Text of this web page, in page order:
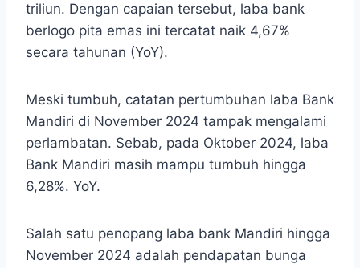
triliun. Dengan capaian tersebut, laba bank
berlogo pita emas ini tercatat naik 4,67%
secara tahunan (YoY).
Meski tumbuh, catatan pertumbuhan laba Bank
Mandiri di November 2024 tampak mengalami
perlambatan. Sebab, pada Oktober 2024, laba
Bank Mandiri masih mampu tumbuh hingga
6,28%. YoY.
Salah satu penopang laba bank Mandiri hingga
November 2024 adalah pendapatan bunga